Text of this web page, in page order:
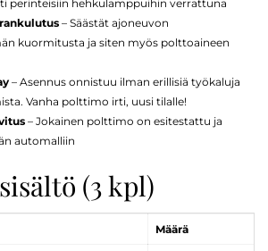
perinteisiin hehkulamppuihin verrattuna
– Säästät ajoneuvon
kuormitusta ja siten myös polttoaineen
– Asennus onnistuu ilman erillisiä työkaluja
Vanha polttimo irti, uusi tilalle!
– Jokainen polttimo on esitestattu ja
automalliin
(3 kpl)
Määrä